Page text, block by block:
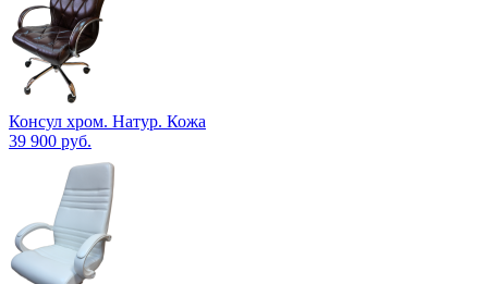
Консул хром. Натур. Кожа
39 900 руб.